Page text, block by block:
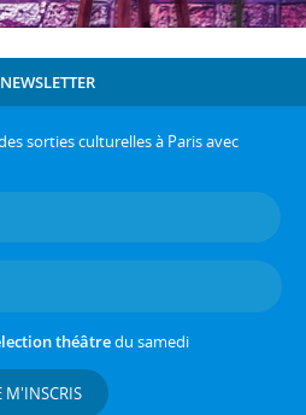
sorties culturelles à Paris avec
théâtredu samedi
M'INSCRIS